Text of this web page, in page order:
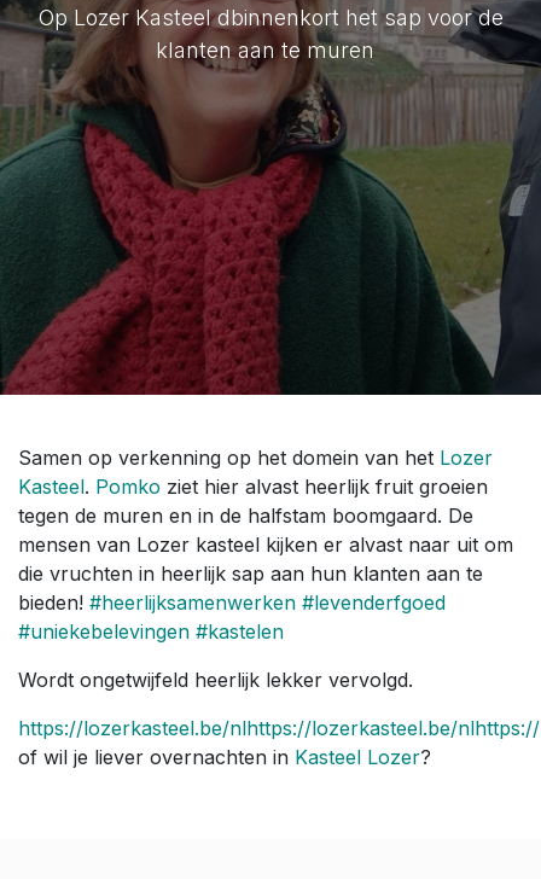
Op Lozer Kasteel dbinnenkort het sap voor de
klanten aan te muren
Samen op verkenning op het domein van het Lozer
Kasteel. Pomko ziet hier alvast heerlijk fruit groeien
tegen de muren en in de halfstam boomgaard. De
mensen van Lozer kasteel kijken er alvast naar uit om
die vruchten in heerlijk sap aan hun klanten aan te
bieden! #heerlijksamenwerken #levenderfgoed
#uniekebelevingen #kastelen
Wordt ongetwijfeld heerlijk lekker vervolgd.
https://lozerkasteel.be/nlhttps://lozerkasteel.be/
of wil je liever overnachten in Kasteel Lozer?